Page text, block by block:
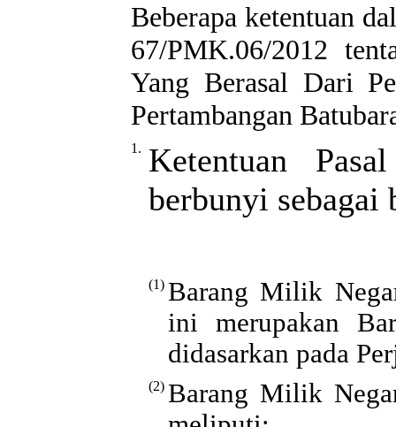
Beberapa ketentuan
67/PMK.06/2012
Yang Berasal Dari
Pertambangan
1. Ketentuan
berbunyi sebagai
(1) Barang Milik
ini merupakan
didasarkan pada
(2) Barang Milik